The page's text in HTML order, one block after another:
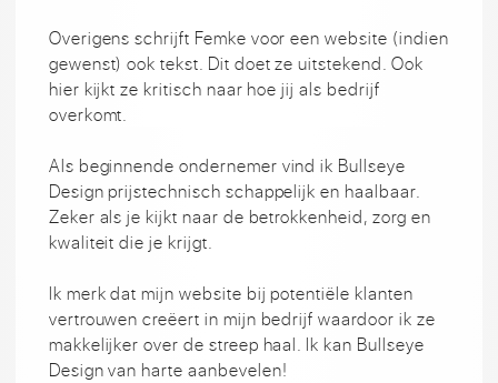
Overigens schrijft Femke voor een website (indien
gewenst) ook tekst. Dit doet ze uitstekend. Ook
hier kijkt ze kritisch naar hoe jij als bedrijf
overkomt.
Als beginnende ondernemer vind ik Bullseye
Design prijstechnisch schappelijk en haalbaar.
Zeker als je kijkt naar de betrokkenheid, zorg en
kwaliteit die je krijgt.
Ik merk dat mijn website bij potentiële klanten
vertrouwen creëert in mijn bedrijf waardoor ik ze
makkelijker over de streep haal. Ik kan Bullseye
Design van harte aanbevelen!